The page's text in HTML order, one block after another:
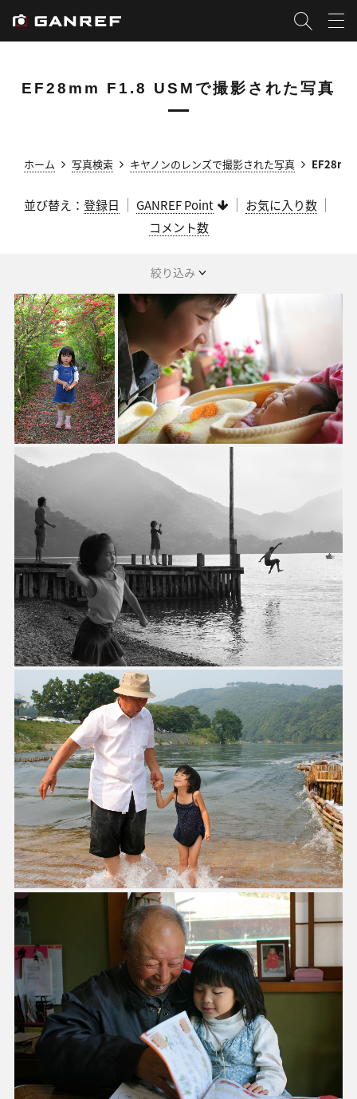
EF28mm F1.8 USMで撮影された写真
ホーム 写真検索 キヤノンのレンズで撮影された写真
並び替え： 登録日 GANREF Point
お気に入り数
コメント数
絞り込み